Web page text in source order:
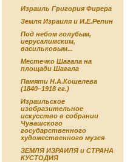
Израиль Григория Фирера
Земля Израиля и И.Е.Репин
Под небом голубым,
иерусалимским,
васильковым...
Местечко Шагала на
площади Шагала
Памяти Н.А.Кошелева
(1840–1918 гг.)
Израильское
изобразительное
искусство в собрании
Чувашского
государственного
художественного музея
ЗЕМЛЯ ИЗРАИЛЯ и СТРАНА
КУСТОДИЯ